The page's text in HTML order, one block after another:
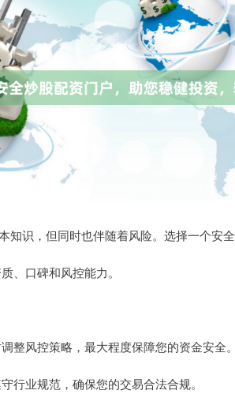
识，但同时也伴随着风险。选择一个安全
、口碑和风控能力。
整风控策略，最大程度保障您的资金安全。
行业规范，确保您的交易合法合规。